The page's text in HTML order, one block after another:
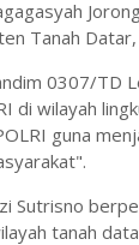
Tanah
0307/TD
di wilayah
guna
Sutrisno
tanah